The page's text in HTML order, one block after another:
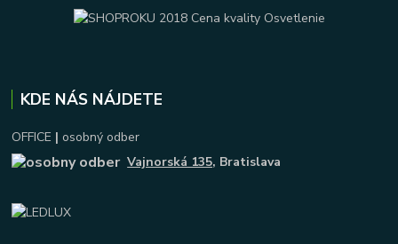
KDE NÁS NÁJDETE
OFFICE | osobný odber
Vajnorská 135, Bratislava